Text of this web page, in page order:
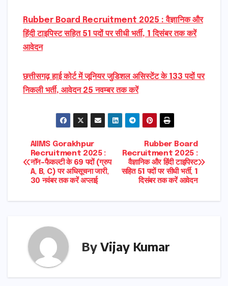
Rubber Board Recruitment 2025 : वैज्ञानिक और
हिंदी टाइपिस्ट सहित 51 पदों पर सीधी भर्ती, 1 दिसंबर तक करें
आवेदन
छत्तीसगढ़ हाई कोर्ट में जूनियर जुडिशल असिस्टेंट के 133 पदों पर
निकली भर्ती, आवेदन 25 नवम्बर तक करें
Post
navigation
Rubber Board
Recruitment 2025 :
वैज्ञानिक और हिंदी टाइपिस्ट
सहित 51 पदों पर सीधी भर्ती, 1
दिसंबर तक करें आवेदन
AIIMS Gorakhpur
Recruitment 2025 :
नॉन-फैकल्टी के 69 पदों (ग्रुप
A, B, C) पर अधिसूचना जारी,
30 नवंबर तक करें अप्लाई
By Vijay Kumar